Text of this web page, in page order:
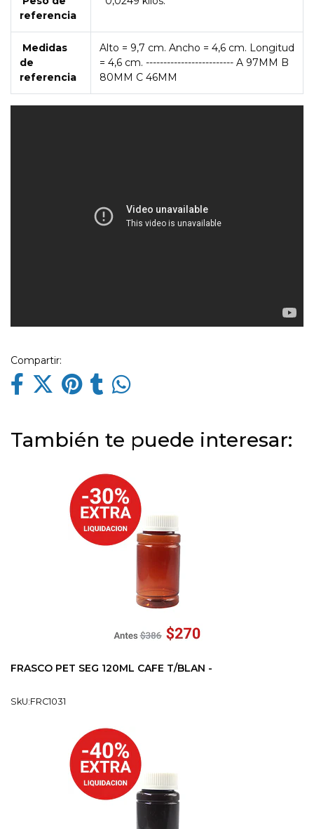
referencia
Medidas
de
referencia
Alto = 9,7 cm. Ancho = 4,6 cm. Longitud
= 4,6 cm. ------------------------- A 97MM B
80MM C 46MM
Compartir:
También te puede interesar:
FRASCO PET SEG 120ML CAFE T/BLAN -
SkU:FRC1031